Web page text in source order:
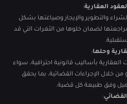
العقارية:
والتطوير والإيجار وصياغتها بشكل
لضمان خلوها من الثغرات التي قد
وحلها:
العقارية بأساليب قانونية احترافية، سواء
من خلال الإجراءات القضائية، بما يحقق
وفق طبيعة كل قضية.
: